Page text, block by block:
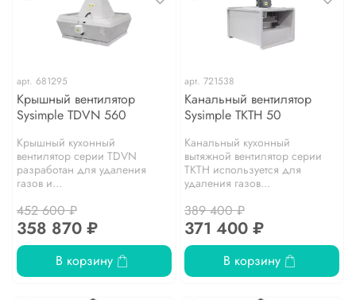
арт. 681295
Крышный вентилятор
Sysimple TDVN 560
Крышный кухонный
вентилятор серии TDVN
разработан для удаления
газов и...
452 600 ₽
358 870 ₽
В корзину
арт. 721538
Канальный вентилятор
Sysimple TKTH 50
Канальный кухонный
вытяжной вентилятор серии
TKTH используется для
удаления газов...
389 400 ₽
371 400 ₽
В корзину